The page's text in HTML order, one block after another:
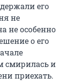
его
не
не особенно
о его
смирилась и
приехать.